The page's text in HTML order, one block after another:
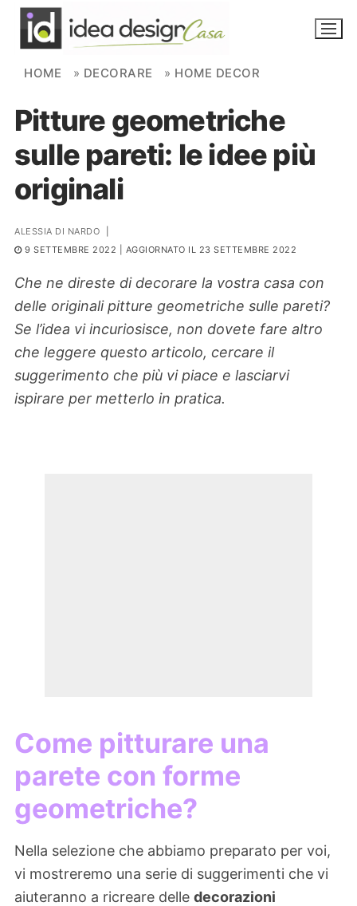
Skip to content
NOVITÀ
AMBIENTI
FAI DA TE
PIANTE
Search for:
HOME » DECORARE » HOME DECOR
Pitture geometriche
sulle pareti: le idee più
originali
ALESSIA DI NARDO
9 SETTEMBRE 2022 | AGGIORNATO IL 23 SETTEMBRE 2022
Che ne direste di decorare la vostra casa con
delle originali pitture geometriche sulle pareti?
Se l’idea vi incuriosisce, non dovete fare altro
che leggere questo articolo, cercare il
suggerimento che più vi piace e lasciarvi
ispirare per metterlo in pratica.
Come pitturare una
parete con forme
geometriche?
Nella selezione che abbiamo preparato per voi,
vi mostreremo una serie di suggerimenti che vi
aiuteranno a ricreare delle decorazioni